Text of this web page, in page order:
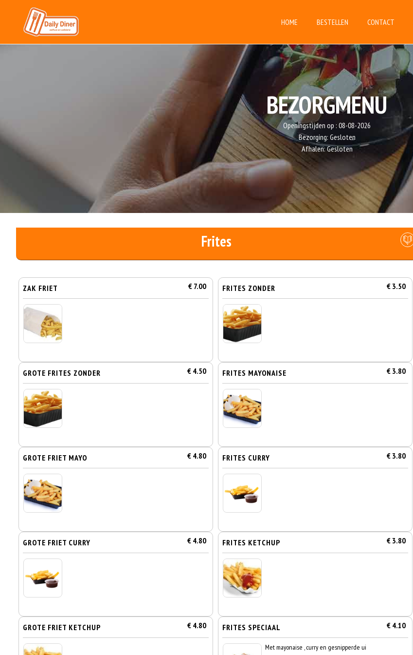
HOME BESTELLEN CONTACT
BEZORGMENU
Openingstijden op : 08-08-2026
Bezorging: Gesloten
Afhalen:Gesloten
Frites
ZAK FRIET € 7.00 FRITES ZONDER € 3.50
GROTE FRITES ZONDER € 4.50 FRITES MAYONAISE € 3.80
GROTE FRIET MAYO € 4.80 FRITES CURRY € 3.80
GROTE FRIET CURRY € 4.80 FRITES KETCHUP € 3.80
GROTE FRIET KETCHUP € 4.80 FRITES SPECIAAL € 4.10
Met mayonaise , curry en gesnipperde ui